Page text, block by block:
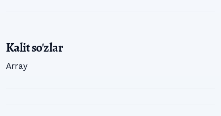
Kalit so'zlar
Array